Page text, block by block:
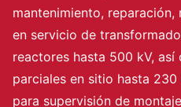
mantenimiento,
en servicio de
reactores hasta 500 kV,
parciales en sitio hasta
para supervisión de